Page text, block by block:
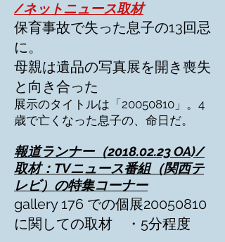
/ネットニュース取材
保育事故で失った息子の13回忌
に。
母親は遺品の写真展を開き喪失
と向き合った
展示のタイトルは「20050810」。4
歳で亡くなった息子の、命日だ。
報道ランナー（2018.02.23 OA)/
取材：TVニュース番組（関西テ
レビ）の特集コーナー
gallery 176 での個展20050810
に関しての取材 ・5分程度